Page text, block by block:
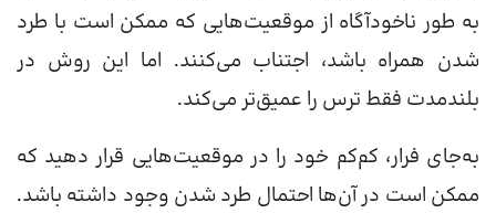
به طور ناخودآگاه از موقعیت‌هایی که ممکن است با طرد
شدن همراه باشد، اجتناب می‌کنند. اما این روش در
بلندمدت فقط ترس را عمیق‌تر می‌کند.
به‌جای فرار، کم‌کم خود را در موقعیت‌هایی قرار دهید که
ممکن است در آن‌ها احتمال طرد شدن وجود داشته باشد.